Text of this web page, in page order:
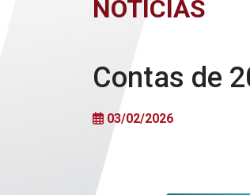
NOTÍCIAS
Contas de
03/02/2026